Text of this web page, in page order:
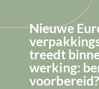
Nieuwe
treedt
werking:
voorbereid?